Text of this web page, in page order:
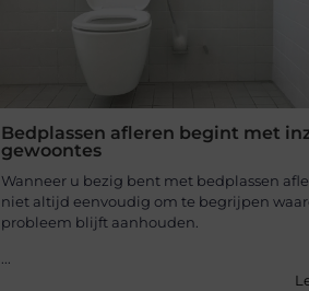
Bedplassen afleren begint met
gewoontes
Wanneer u bezig bent met bedplassen
niet altijd eenvoudig om te begrijpen
probleem blijft aanhouden.
...